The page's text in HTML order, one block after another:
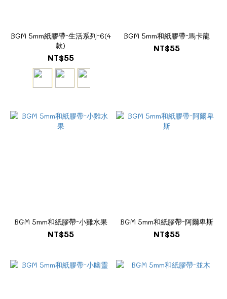
BGM 5mm紙膠帶-生活系列-6(4
款)
NT$55
BGM 5mm和紙膠帶-馬卡龍
NT$55
BGM 5mm和紙膠帶-小雞水果
NT$55
BGM 5mm和紙膠帶-阿爾卑斯
NT$55